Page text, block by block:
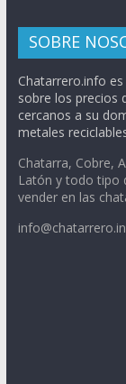
SOBRE
Chatarrero.info
sobre los precios
cercanos a su
metales
Chatarra, Cobre,
Latón y todo tipo
vender en las